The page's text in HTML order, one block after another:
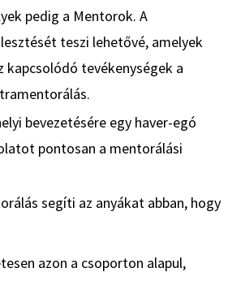
pedig a Mentorok. A
teszi lehetővé, amelyek
kapcsolódó tevékenységek a
bevezetésére egy haver-egó
pontosan a mentorálási
segíti az anyákat abban, hogy
azon a csoporton alapul,